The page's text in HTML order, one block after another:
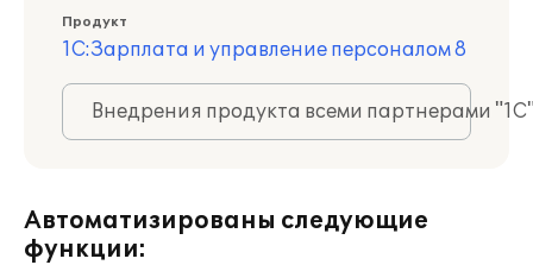
Продукт
1С:Зарплата и управление персоналом 8
Внедрения продукта всеми партнерами
Автоматизированы следующие
функции: